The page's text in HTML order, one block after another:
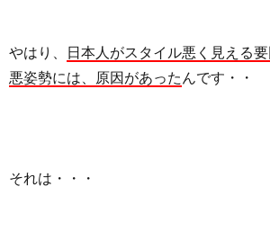
やはり、
日本人がスタイル悪く見える要
悪姿勢には、原因があった んです・・
それは・・・